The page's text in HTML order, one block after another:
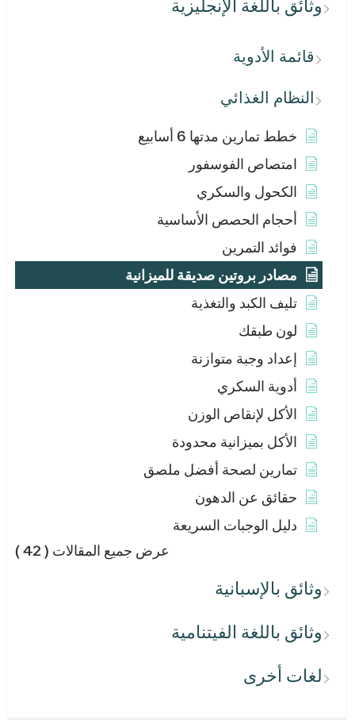
وثائق باللغة الإنجليزية
قائمة الأدوية
النظام الغذائي
خطط تمارين مدتها 6 أسابيع
امتصاص الفوسفور
الكحول والسكري
أحجام الحصص الأساسية
فوائد التمرين
مصادر بروتين صديقة للميزانية
تليف الكبد والتغذية
لون طبقك
إعداد وجبة متوازنة
أدوية السكري
الأكل لإنقاص الوزن
الأكل بميزانية محدودة
تمارين لصحة أفضل ملصق
حقائق عن الدهون
دليل الوجبات السريعة
عرض جميع المقالات ( 42 )
وثائق بالإسبانية
وثائق باللغة الفيتنامية
لغات أخرى